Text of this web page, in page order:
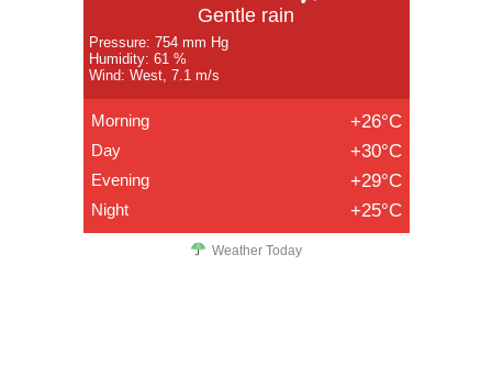
Gentle rain
Pressure: 754 mm Hg
Humidity: 61 %
Wind: West, 7.1 m/s
Morning +26°C
Day +30°C
Evening +29°C
Night +25°C
Weather Today